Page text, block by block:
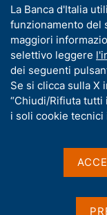
n
u
d
i
n
a
v
i
g
a
g
e
Avvisi e
Domande e risposte
beni o servizi
on line
Condividi
I
n
f
o
r
m
a
t
La Banca d'Italia
funzionamento del
maggiori
selettivo leggere
dei seguenti
Se si clicca sulla X
“Chiudi/Rifiuta tutti
i soli cookie tecnici